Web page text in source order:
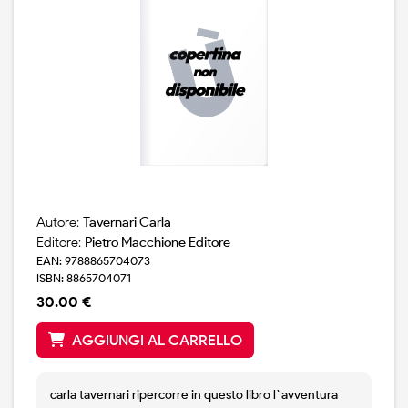
Autore: Tavernari Carla
Editore: Pietro Macchione Editore
EAN: 9788865704073
ISBN: 8865704071
30.00 €
AGGIUNGI AL CARRELLO
carla tavernari ripercorre in questo libro l`avventura